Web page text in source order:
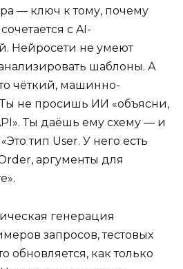
— ключ к тому, почему
с AI-
Нейросети не умеют
шаблоны. А
чёткий, машинно-
не просишь ИИ «объясни,
Ты даёшь ему схему — и
тип User. У него есть
аргументы для
генерация
запросов, тестовых
обновляется, как только